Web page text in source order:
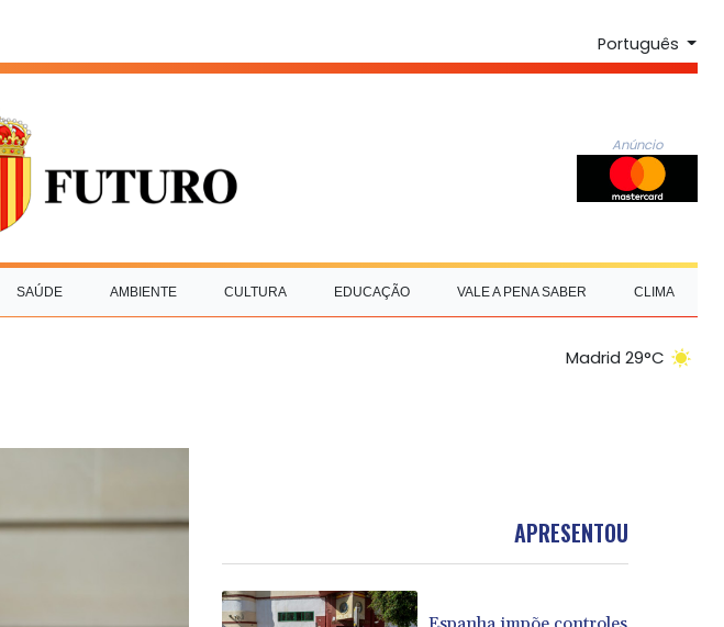
Português
Anúncio
SAÚDE AMBIENTE CULTURA EDUCAÇÃO VALE A PENA SABER CLIMA
Madrid 29°C
APRESENTOU